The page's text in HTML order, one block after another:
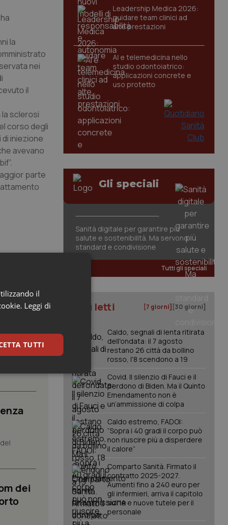
la
nei
il
sclerosi
corso degli
iniezione
avevano
parte
orientali
dei
Leadership Medica 2026:
guidare team clinici ad
alte prestazioni
AI e telemedicina nello
studio odontoiatrico:
applicazioni concrete e
uso protetto
Gli speciali
Sanità digitale per garantire più
salute e sostenibilità. Ma servono
standard e condivisione
Tutti gli speciali
I più letti [7 giorni] [30 giorni]
Caldo, segnali di lenta ritirata
dell'ondata: il 7 agosto
restano 26 città da bollino
rosso, l'8 scendono a 19
Covid. Il silenzio di Fauci e il
perdono di Biden. Ma il Quinto
Emendamento non è
un’ammissione di colpa
Caldo estremo, FADOI:
“Sopra i 40 gradi il corpo può
non riuscire più a disperdere
il calore”
Comparto Sanità. Firmato il
contratto 2025-2027.
Aumenti fino a 240 euro per
gli infermieri, arriva il capitolo
sull'IA e nuove tutele per il
personale
il
Leggi di
TUTTI
memorizzare le
per la loro